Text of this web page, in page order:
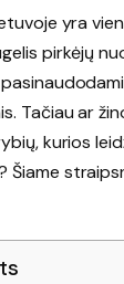
yra
pirkėjų
Tačiau ar
kurios
Šiame